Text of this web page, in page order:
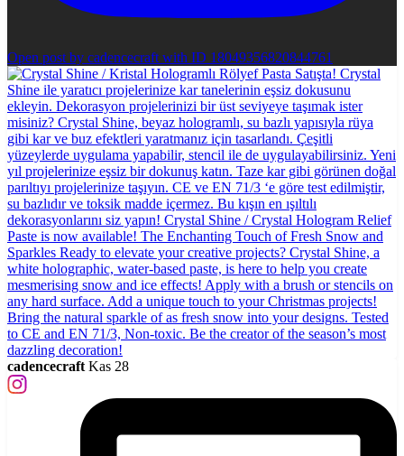
Open post by cadencecraft with ID 18049356820844761
cadencecraft Kas 28